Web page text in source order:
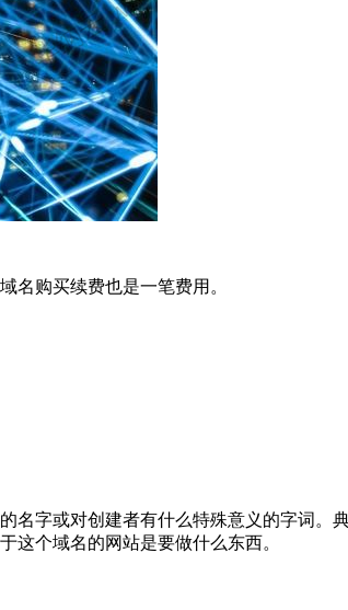
名购买续费也是一笔费用。
名字或对创建者有什么特殊意义的字词。
这个域名的网站是要做什么东西。